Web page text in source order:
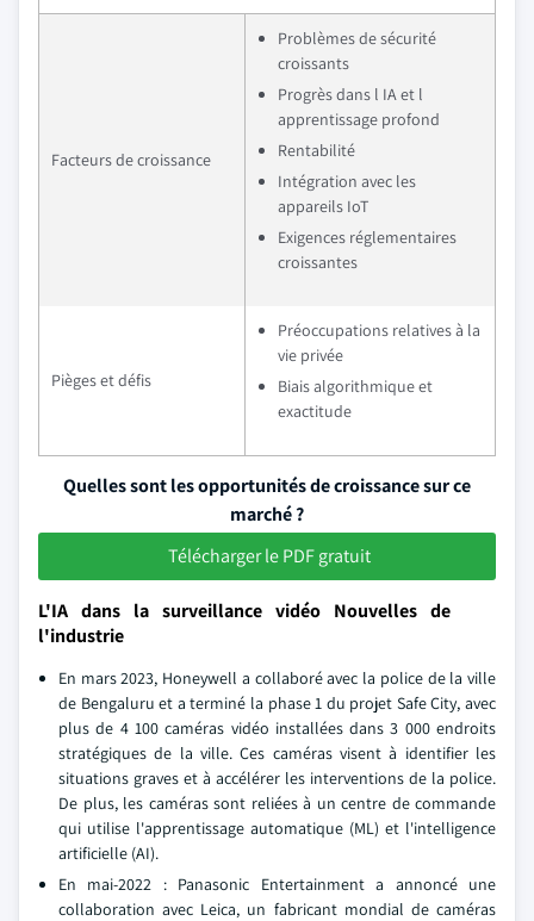
Facteurs de croissance
Problèmes de sécurité
croissants
Progrès dans l IA et l
apprentissage profond
Rentabilité
Intégration avec les
appareils IoT
Exigences réglementaires
croissantes
Pièges et défis
Préoccupations relatives à la
vie privée
Biais algorithmique et
exactitude
Quelles sont les opportunités de croissance sur ce
marché ?
Télécharger le PDF gratuit
L'IA dans la surveillance vidéo Nouvelles de
l'industrie
En mars 2023, Honeywell a collaboré avec la police de la ville
de Bengaluru et a terminé la phase 1 du projet Safe City, avec
plus de 4 100 caméras vidéo installées dans 3 000 endroits
stratégiques de la ville. Ces caméras visent à identifier les
situations graves et à accélérer les interventions de la police.
De plus, les caméras sont reliées à un centre de commande
qui utilise l'apprentissage automatique (ML) et l'intelligence
artificielle (AI).
En mai-2022 : Panasonic Entertainment a annoncé une
collaboration avec Leica, un fabricant mondial de caméras